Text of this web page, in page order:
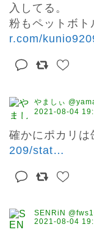
入してる。
粉もペットボト
r.com/
やましぃ
2021-08-04
確かにポカリは
209/stat…
SENRiN
2021-08-04